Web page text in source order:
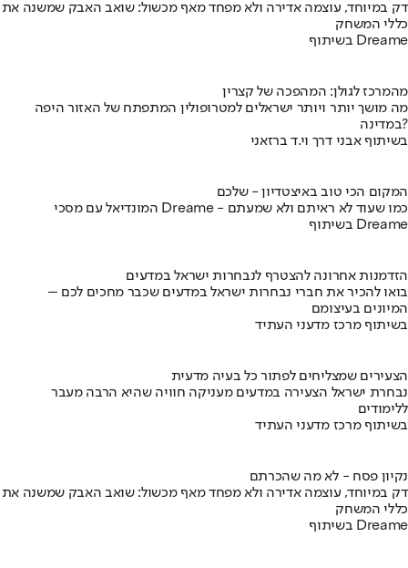
דק במיוחד, עוצמה אדירה ולא מפחד מאף מכשול: שואב האבק שמשנה את
כללי המשחק
בשיתוף Dreame
מהמרכז לגולן: המהפכה של קצרין
מה מושך יותר ויותר ישראלים למטרופולין המתפתח של האזור היפה
במדינה?
בשיתוף אבני דרך וי.ד ברזאני
המקום הכי טוב באיצטדיון - שלכם
המונדיאל עם מסכי Dreame - כמו שעוד לא ראיתם ולא שמעתם
בשיתוף Dreame
הזדמנות אחרונה להצטרף לנבחרות ישראל במדעים
בואו להכיר את חברי נבחרות ישראל במדעים שכבר מחכים לכם –
המיונים בעיצומם
בשיתוף מרכז מדעני העתיד
הצעירים שמצליחים לפתור כל בעיה מדעית
נבחרת ישראל הצעירה במדעים מעניקה חוויה שהיא הרבה מעבר
ללימודים
בשיתוף מרכז מדעני העתיד
נקיון פסח - לא מה שהכרתם
דק במיוחד, עוצמה אדירה ולא מפחד מאף מכשול: שואב האבק שמשנה את
כללי המשחק
בשיתוף Dreame